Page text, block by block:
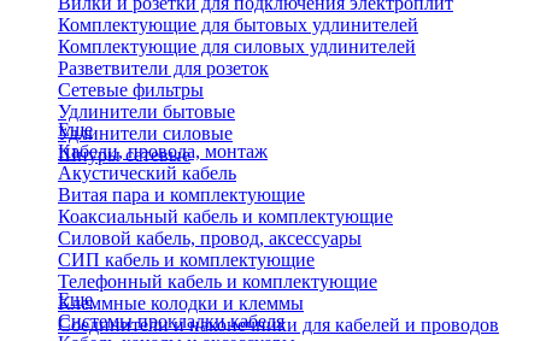
Комплектующие для бытовых удлинителей
Комплектующие для силовых удлинителей
Разветвители для розеток
Сетевые фильтры
Удлинители бытовые
Удлинители силовые
Шнуры сетевые
Еще
Кабели, провода, монтаж
Акустический кабель
Витая пара и комплектующие
Коаксиальный кабель и комплектующие
Силовой кабель, провод, аксессуары
СИП кабель и комплектующие
Телефонный кабель и комплектующие
Клеммные колодки и клеммы
Соединители и наконечники для кабелей и проводов
Еще
Системы прокладки кабеля